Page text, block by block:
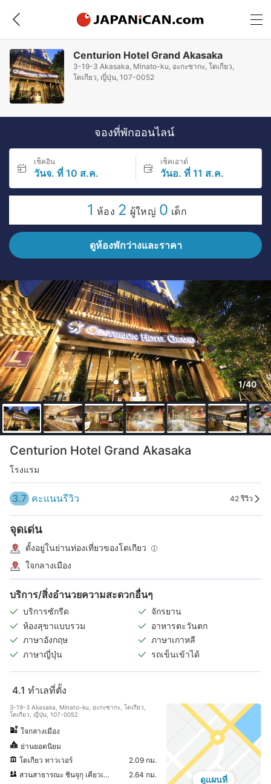
Centurion Hotel Grand Akasaka
3-19-3 Akasaka, Minato-ku, อะกะซากะ, โตเกียว,
โตเกียว, ญี่ปุ่น, 107-0052
จองที่พักออนไลน์
เช็คอิน
วันจ. ที่ 10 ส.ค.
เช็คเอาต์
วันอ. ที่ 11 ส.ค.
1 ห้อง 2 ผู้ใหญ่ 0 เด็ก
ดูห้องพักว่างและราคา
1/40
Centurion Hotel Grand Akasaka
โรงแรม
3.7 คะแนนรีวิว 42 รีวิว
จุดเด่น
ตั้งอยู่ในย่านท่องเที่ยวของโตเกียว
ใจกลางเมือง
บริการ/สิ่งอำนวยความสะดวกอื่นๆ
บริการซักรีด
จักรยาน
ห้องสุขาแบบรวม
อาหารตะวันตก
ภาษาอังกฤษ
ภาษาเกาหลี
ภาษาญี่ปุ่น
รถเข็นเข้าได้
4.1 ทำเลที่ตั้ง
3-19-3 Akasaka, Minato-ku, อะกะซากะ, โตเกียว,
โตเกียว, ญี่ปุ่น, 107-0052
ใจกลางเมือง
ย่านยอดนิยม
โตเกียว ทาวเวอร์
2.09 กม.
สวนสาธารณะ ชินจุกุ เคียวเอ็น
2.64 กม.
ดูแผนที่